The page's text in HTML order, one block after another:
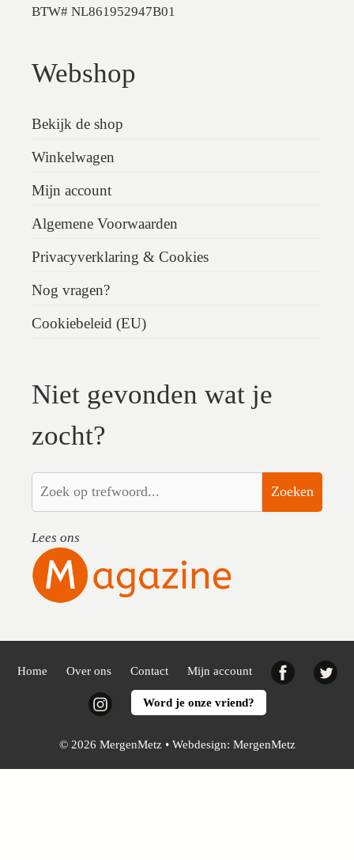
BTW# NL861952947B01
Webshop
Bekijk de shop
Winkelwagen
Mijn account
Algemene Voorwaarden
Privacyverklaring & Cookies
Nog vragen?
Cookiebeleid (EU)
Niet gevonden wat je
zocht?
Zoeken
Lees ons
Home Over ons Contact Mijn account Facebook
InstagramWord je onze vriend?
© 2026 MergenMetz • Webdesign: MergenMetz